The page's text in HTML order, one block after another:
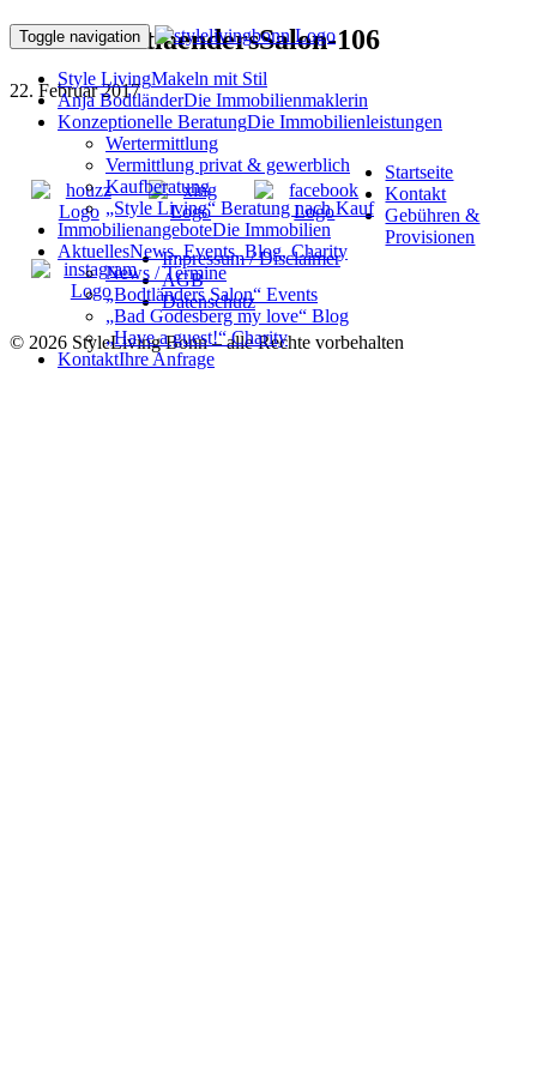
Toggle navigation
Style LivingMakeln mit Stil
Anja BodtländerDie Immobilienmaklerin
Konzeptionelle BeratungDie Immobilienleistungen
Wertermittlung
Vermittlung privat & gewerblich
Kaufberatung
„Style Living“ Beratung nach Kauf
ImmobilienangeboteDie Immobilien
AktuellesNews, Events, Blog, Charity
News / Termine
„Bodtländers Salon“ Events
„Bad Godesberg my love“ Blog
„Have a guest!“ Charity
KontaktIhre Anfrage
170216BodtlaendersSalon-106
22. Februar 2017
Startseite
Kontakt
Gebühren &
Provisionen
Impressum / Disclaimer
AGB
Datenschutz
© 2026 StyleLiving Bonn – alle Rechte vorbehalten